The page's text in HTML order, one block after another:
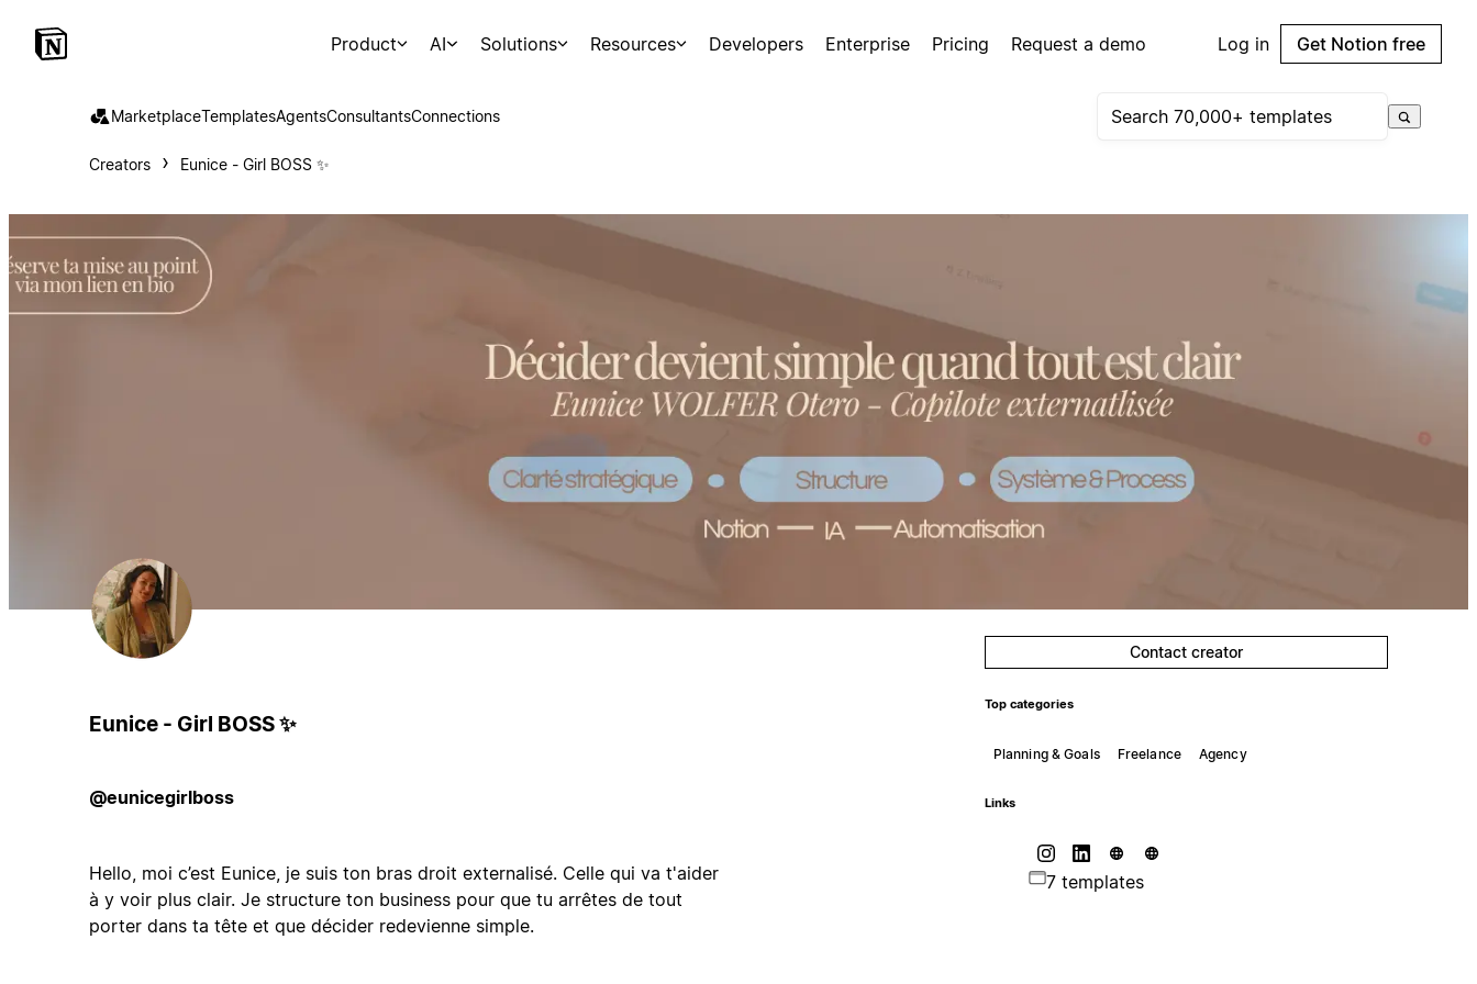
Product AI Solutions Resources Developers Enterprise Pricing Request a demo Log in Get Notion free
MarketplaceTemplatesAgentsConsultantsConnections
Creators Eunice - Girl BOSS ✨
Eunice - Girl BOSS ✨
@eunicegirlboss
Hello, moi c’est Eunice, je suis ton bras droit externalisé. Celle qui va t'aider
à y voir plus clair. Je structure ton business pour que tu arrêtes de tout
porter dans ta tête et que décider redevienne simple.
Contact creator
Top categories
Planning & Goals Freelance Agency
Links
7 templates